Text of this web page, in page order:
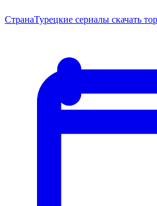
СтранаТурецкие сериалы скачать